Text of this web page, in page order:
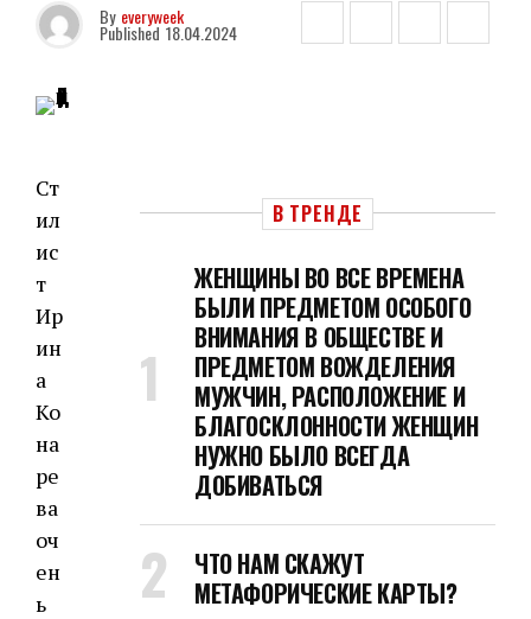
By everyweek
Published 18.04.2024
Ст
ил
ис
т
Ир
ин
а
Ко
на
ре
ва
оч
ен
ь
В ТРЕНДЕ
ЖЕНЩИНЫ ВО ВСЕ ВРЕМЕНА
БЫЛИ ПРЕДМЕТОМ ОСОБОГО
ВНИМАНИЯ В ОБЩЕСТВЕ И
ПРЕДМЕТОМ ВОЖДЕЛЕНИЯ
МУЖЧИН, РАСПОЛОЖЕНИЕ И
БЛАГОСКЛОННОСТИ ЖЕНЩИН
НУЖНО БЫЛО ВСЕГДА
ДОБИВАТЬСЯ
ЧТО НАМ СКАЖУТ
МЕТАФОРИЧЕСКИЕ КАРТЫ?